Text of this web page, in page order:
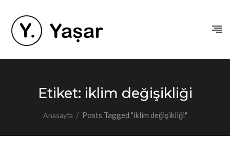
Etiket: iklim değişikliği
Anasayfa / Posts Tagged "iklim değişikliği"